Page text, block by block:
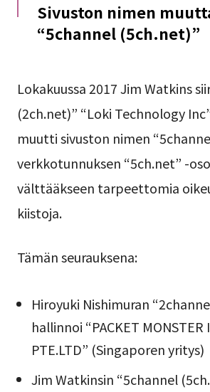
Sivuston nimen
“5channel (5ch.net)”
Lokakuussa 2017 Jim Watkins
(2ch.net)” “Loki Technology
muutti sivuston nimen
verkkotunnuksen “5ch.net” -
välttääkseen tarpeettomia
kiistoja.
Tämän seurauksena:
Hiroyuki Nishimuran
hallinnoi “PACKET MONSTER
PTE.LTD” (Singaporen yritys)
Jim Watkinsin “5channel